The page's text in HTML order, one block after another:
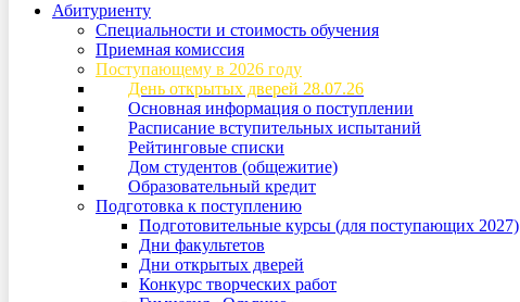
Абитуриенту
Специальности и стоимость обучения
Приемная комиссия
Поступающему в 2026 году
День открытых дверей 28.07.26
Основная информация о поступлении
Расписание вступительных испытаний
Рейтинговые списки
Дом студентов (общежитие)
Образовательный кредит
Подготовка к поступлению
Подготовительные курсы (для поступающих 2027)
Дни факультетов
Дни открытых дверей
Конкурс творческих работ